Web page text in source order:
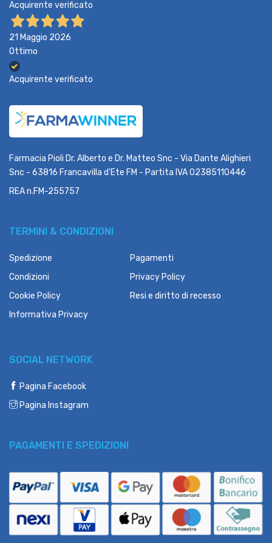
Acquirente verificato
21 Maggio 2026
Ottimo
Acquirente verificato
Farmacia Pioli Dr. Alberto e Dr. Matteo Snc - Via Dante Alighieri
Snc - 63816 Francavilla d'Ete FM - Partita IVA 02385110446
REA n.FM-255757
TERMINI & CONDIZIONI
Spedizione
Pagamenti
Condizioni
Privacy Policy
Cookie Policy
Resi e diritto di recesso
Informativa Privacy
SOCIAL NETWORK
Pagina Facebook
Pagina Instagram
PAGAMENTI E SPEDIZIONI